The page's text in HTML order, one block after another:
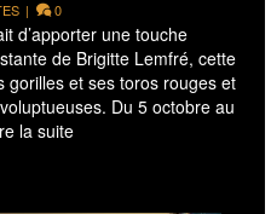
| 0
d’apporter une touche
de Brigitte Lemfré, cette
gorilles et ses toros rouges et
Du 5 octobre au
la suite